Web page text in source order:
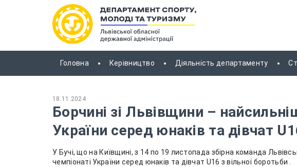
Головна Керівництво Діяльність департаменту
18.11.2024
Борчині зі Львівщини –
України серед юнаків та дівчат
У Бучі, що на Київщині, з 14 по 19 листопада збірна команда
чемпіонаті України серед юнаків та дівчат U16 з вільної боротьби .